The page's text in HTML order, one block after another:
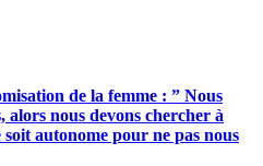
de la femme : ” Nous
alors nous devons chercher à
autonome pour ne pas nous